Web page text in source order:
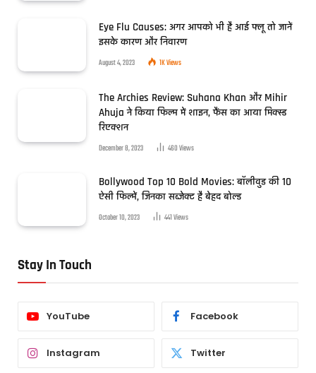
Eye Flu Causes: अगर आपको भी है आई फ्लू तो जानें
इसके कारण और निवारण
August 4, 2023 1KViews
The Archies Review: Suhana Khan और Mihir
Ahuja ने किया फिल्म में शाइन, फैंस का आया मिक्स्ड
रिएक्शन
December 8, 2023 460Views
Bollywood Top 10 Bold Movies: बॉलीवुड की 10
ऐसी फिल्में, जिनका सब्जेक्ट है बेहद बोल्ड
October 10, 2023 441Views
Stay In Touch
YouTube Facebook
Instagram Twitter